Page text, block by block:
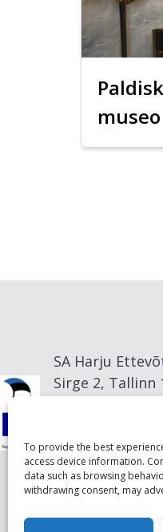
To provide the best
access device information.
data such as browsing
withdrawing consent, may
museo
SA Harju
Sirge 2, Tallinn